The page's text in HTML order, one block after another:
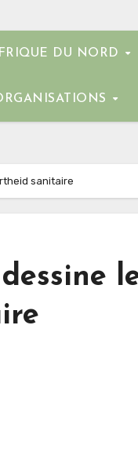
DU NORD
sanitaire